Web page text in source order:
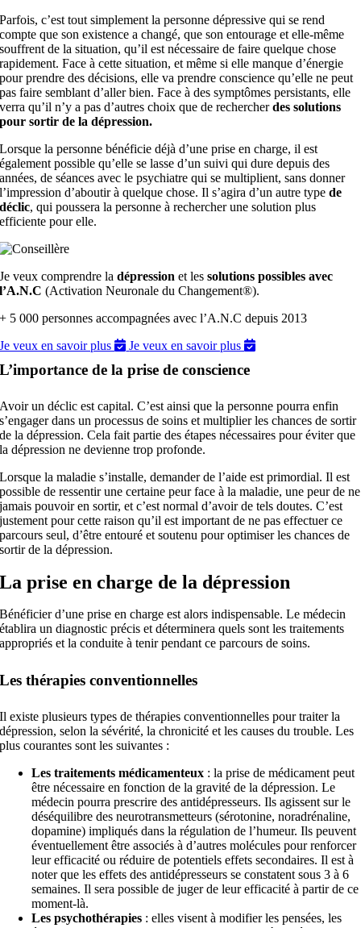
Parfois, c’est tout simplement la personne dépressive qui se rend
compte que son existence a changé, que son entourage et elle-même
souffrent de la situation, qu’il est nécessaire de faire quelque chose
rapidement. Face à cette situation, et même si elle manque d’énergie
pour prendre des décisions, elle va prendre conscience qu’elle ne peut
pas faire semblant d’aller bien. Face à des symptômes persistants, elle
verra qu’il n’y a pas d’autres choix que de rechercherdes solutions
pour sortir de la dépression.
Lorsque la personne bénéficie déjà d’une prise en charge, il est
également possible qu’elle se lasse d’un suivi qui dure depuis des
années, de séances avec le psychiatre qui se multiplient, sans donner
l’impression d’aboutir à quelque chose. Il s’agira d’un autre typede
déclic, qui poussera la personne à rechercher une solution plus
efficiente pour elle.
Je veux comprendre ladépression et lessolutions possibles avec
l’A.N.C (Activation Neuronale du Changement®).
+ 5 000 personnes accompagnées avec l’A.N.C depuis 2013
Je veux en savoir plus
Je veux en savoir plus
L’importance de la prise de conscience
Avoir un déclic est capital. C’est ainsi que la personne pourra enfin
s’engager dans un processus de soins et multiplier les chances de sortir
de la dépression. Cela fait partie des étapes nécessaires pour éviter que
la dépression ne devienne trop profonde.
Lorsque la maladie s’installe, demander de l’aide est primordial. Il est
possible de ressentir une certaine peur face à la maladie, une peur de ne
jamais pouvoir en sortir, et c’est normal d’avoir de tels doutes. C’est
justement pour cette raison qu’il est important de ne pas effectuer ce
parcours seul, d’être entouré et soutenu pour optimiser les chances de
sortir de la dépression.
La prise en charge de la dépression
Bénéficier d’une prise en charge est alors indispensable. Le médecin
établira un diagnostic précis et déterminera quels sont les traitements
appropriés et la conduite à tenir pendant ce parcours de soins.
Les thérapies conventionnelles
Il existe plusieurs types de thérapies conventionnelles pour traiter la
dépression, selon la sévérité, la chronicité et les causes du trouble. Les
plus courantes sont les suivantes :
Les traitements médicamenteux : la prise de médicament peut
être nécessaire en fonction de la gravité de la dépression. Le
médecin pourra prescrire des antidépresseurs. Ils agissent sur le
déséquilibre des neurotransmetteurs (sérotonine, noradrénaline,
dopamine) impliqués dans la régulation de l’humeur. Ils peuvent
éventuellement être associés à d’autres molécules pour renforcer
leur efficacité ou réduire de potentiels effets secondaires. Il est à
noter que les effets des antidépresseurs se constatent sous 3 à 6
semaines. Il sera possible de juger de leur efficacité à partir de ce
moment-là.
Les psychothérapies : elles visent à modifier les pensées, les